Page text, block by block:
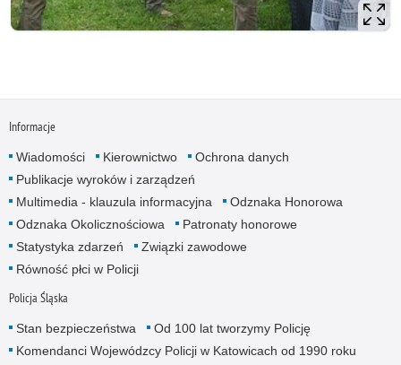
Informacje
Wiadomości Kierownictwo
Ochrona danych
Publikacje wyroków i zarządzeń
Multimedia - klauzula informacyjna
Odznaka Honorowa
Odznaka Okolicznościowa
Patronaty honorowe
Statystyka zdarzeń
Związki zawodowe
Równość płci w Policji
Policja Śląska
Stan bezpieczeństwa
Od 100 lat tworzymy Policję
Komendanci Wojewódzcy Policji w Katowicach od 1990 roku